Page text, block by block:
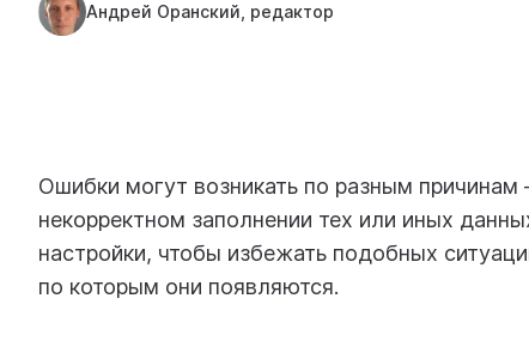
Андрей Оранский, редактор
Ошибки могут возникать по разным
некорректном заполнении тех или иных
настройки, чтобы избежать подобных
по которым они появляются.